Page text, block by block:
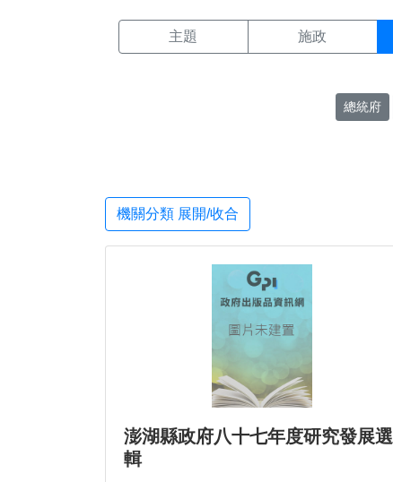
主題 施政
總統府
機關分類 展開/收合
澎湖縣政府八十七年度研究發展選
輯